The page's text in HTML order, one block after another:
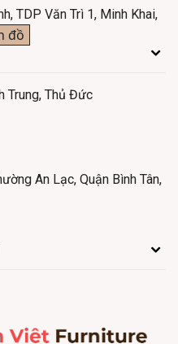
Trung, Thủ Đức
An Lạc, Quận Bình Tân,
TDP Văn Trì 1, Minh Khai,
đồ